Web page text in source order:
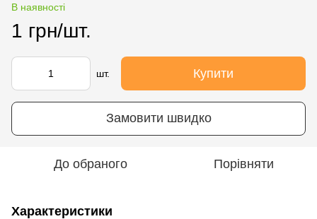
В наявності
1 грн/шт.
шт. Купити
Замовити швидко
До обраного Порівняти
Характеристики